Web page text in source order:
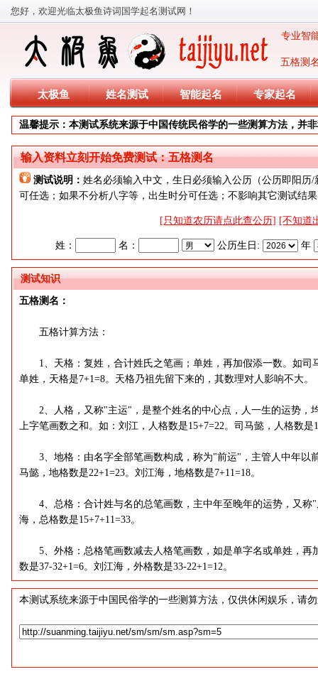
您好，欢迎光临太极鱼诗词国学起名测试网！
五格测
专业智
太极鱼 姓名测试 智能起名 专家起名
温馨提示：本测试系统来源于中国传统民俗学的一些测算方法，并
输入资料立刻开始免费测试：五格测名
测试说明： 姓名必须输入中文，生日必须输入公历（公历即阳
可任选；如果不分析八字等，出生时分可任选；不影响其它测试结
[只知道农历请点此查公历] [不知道
姓： 名： 公历生日: 年
测试知识
五格测名：
五格计算方法：
1、天格：复姓，合计姓氏之笔画；单姓，再加假添一数。如司
单姓，天格是7+1=8。天格乃祖先留下来的，其数理对人影响不大。
2、人格，又称"主运"，是整个姓名的中心点，人一生的运势，
上字笔画数之和。如：刘江，人格数是15+7=22。司马懿，人格数是
3、地格：由名字全部笔画数构成，称为"前运"，主管人中年以
马懿，地格数是22+1=23。刘江海，地格数是7+11=18。
4、总格：合计姓与名的总笔画数，主中年至晚年的运势，又称"
海，总格数是15+7+11=33。
5、外格：总格笔画数减去人格笔画数，如是单字名或单姓，再
数是37-32+1=6。刘江海，外格数是33-22+1=12。
本测试系统来源于中国民俗学的一些测算方法，仅供休闲娱乐，请